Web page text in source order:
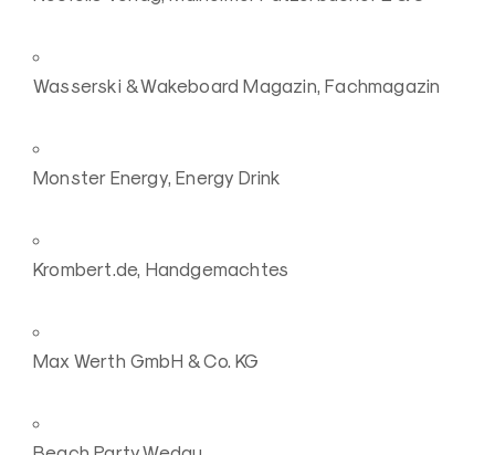
Wasserski & Wakeboard Magazin, Fachmagazin
Monster Energy, Energy Drink
Krombert.de, Handgemachtes
Max Werth GmbH & Co. KG